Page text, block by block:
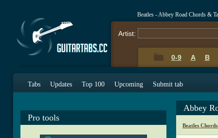
Beatles - Abbey Road Chords &
Artist:
0-9 A B
Tabs Updates Top 100 Upcoming Submit tab
Pro tools
Abbey
Beatles